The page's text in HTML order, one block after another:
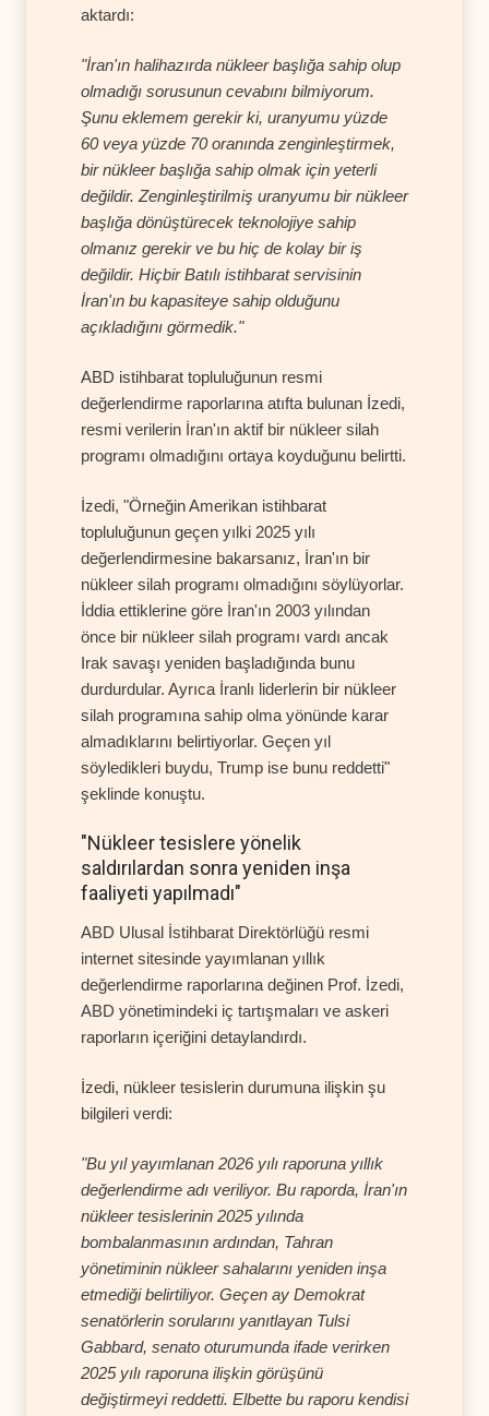
aktardı:
"İran'ın halihazırda nükleer başlığa sahip olup
olmadığı sorusunun cevabını bilmiyorum.
Şunu eklemem gerekir ki, uranyumu yüzde
60 veya yüzde 70 oranında zenginleştirmek,
bir nükleer başlığa sahip olmak için yeterli
değildir. Zenginleştirilmiş uranyumu bir nükleer
başlığa dönüştürecek teknolojiye sahip
olmanız gerekir ve bu hiç de kolay bir iş
değildir. Hiçbir Batılı istihbarat servisinin
İran'ın bu kapasiteye sahip olduğunu
açıkladığını görmedik."
ABD istihbarat topluluğunun resmi
değerlendirme raporlarına atıfta bulunan İzedi,
resmi verilerin İran'ın aktif bir nükleer silah
programı olmadığını ortaya koyduğunu belirtti.
İzedi, "Örneğin Amerikan istihbarat
topluluğunun geçen yılki 2025 yılı
değerlendirmesine bakarsanız, İran'ın bir
nükleer silah programı olmadığını söylüyorlar.
İddia ettiklerine göre İran'ın 2003 yılından
önce bir nükleer silah programı vardı ancak
Irak savaşı yeniden başladığında bunu
durdurdular. Ayrıca İranlı liderlerin bir nükleer
silah programına sahip olma yönünde karar
almadıklarını belirtiyorlar. Geçen yıl
söyledikleri buydu, Trump ise bunu reddetti"
şeklinde konuştu.
"Nükleer tesislere yönelik
saldırılardan sonra yeniden inşa
faaliyeti yapılmadı"
ABD Ulusal İstihbarat Direktörlüğü resmi
internet sitesinde yayımlanan yıllık
değerlendirme raporlarına değinen Prof. İzedi,
ABD yönetimindeki iç tartışmaları ve askeri
raporların içeriğini detaylandırdı.
İzedi, nükleer tesislerin durumuna ilişkin şu
bilgileri verdi:
"Bu yıl yayımlanan 2026 yılı raporuna yıllık
değerlendirme adı veriliyor. Bu raporda, İran'ın
nükleer tesislerinin 2025 yılında
bombalanmasının ardından, Tahran
yönetiminin nükleer sahalarını yeniden inşa
etmediği belirtiliyor. Geçen ay Demokrat
senatörlerin sorularını yanıtlayan Tulsi
Gabbard, senato oturumunda ifade verirken
2025 yılı raporuna ilişkin görüşünü
değiştirmeyi reddetti. Elbette bu raporu kendisi